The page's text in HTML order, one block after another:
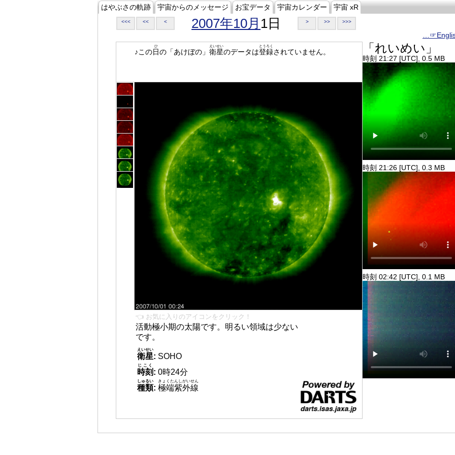
はやぶさの軌跡 宇宙からのメッセージ お宝データ 宇宙カレンダー 宇宙 xR
<<< << < 2007年10月 1日 > >> >>>
♪この日
ひ
の「あけぼの」 衛星
えいせい
のデータは登録
とうろく
されていません。
👈 お気に入りのアイコンをクリック！
活動極小期の太陽です。明るい領域は少ない
です。
衛星
えいせい
: SOHO
時刻
じこく
: 0時24分
種類
しゅるい
: 極端紫外線
きょくたんしがいせん
「れいめい」
時刻 21:27 [UTC], 0.5 MB
時刻 21:26 [UTC], 0.3 MB
時刻 02:42 [UTC], 0.1 MB